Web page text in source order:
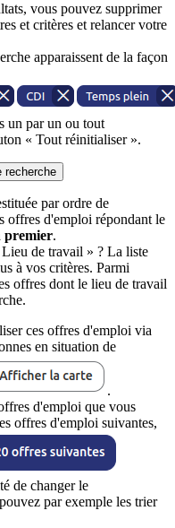
vous pouvez supprimer
et critères et relancer votre
apparaissent de la façon
un par un ou tout
« Tout réinitialiser ».
recherche
par ordre de
offres d'emploi répondant le
premier.
de travail » ? La liste
à vos critères. Parmi
offres dont le lieu de travail
ces offres d'emploi via
en situation de
.
d'emploi que vous
offres d'emploi suivantes,
de changer le
par exemple les trier